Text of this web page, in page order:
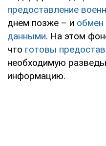
предоставление
днем позже – и
данными. На этом
что готовы
необходимую
информацию.